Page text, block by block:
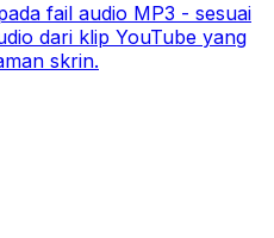
fail audio MP3 - sesuai
dari klip YouTube yang
skrin.